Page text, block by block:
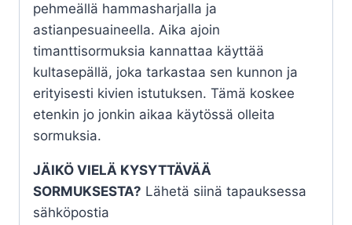
pehmeällä hammasharjalla ja
astianpesuaineella. Aika ajoin
timanttisormuksia kannattaa käyttää
kultasepällä, joka tarkastaa sen kunnon ja
erityisesti kivien istutuksen. Tämä koskee
etenkin jo jonkin aikaa käytössä olleita
sormuksia.
JÄIKÖ VIELÄ KYSYTTÄVÄÄ
SORMUKSESTA? Lähetä siinä tapauksessa
sähköpostia